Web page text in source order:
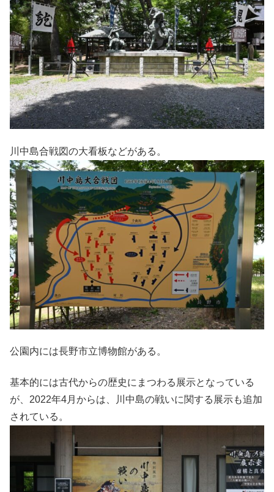
川中島合戦図の大看板などがある。
公園内には長野市立博物館がある。
基本的には古代からの歴史にまつわる展示となっている
が、2022年4月からは、川中島の戦いに関する展示も追加
されている。